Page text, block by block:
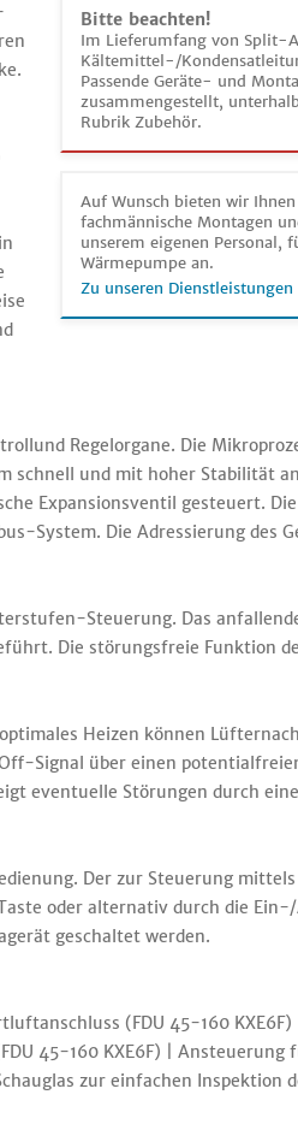
Bitte beachten!
Im Lieferumfang von Split-
Kältemittel-/
Passende Geräte- und
zusammengestellt,
Rubrik Zubehör.
Auf Wunsch bieten wir
fachmännische Montagen
unserem eigenen Personal,
Wärmepumpe an.
Zu unseren
Regelorgane. Die
schnell und mit hoher Stabilität
Expansionsventil gesteuert.
System. Die Adressierung des
Steuerung. Das
Die störungsfreie Funktion
Heizen können
Signal über einen
eventuelle Störungen durch
Der zur Steuerung
oder alternativ durch die
geschaltet werden.
(FDU 45-160
45-160 KXE6F) | Ansteuerung
zur einfachen Inspektion